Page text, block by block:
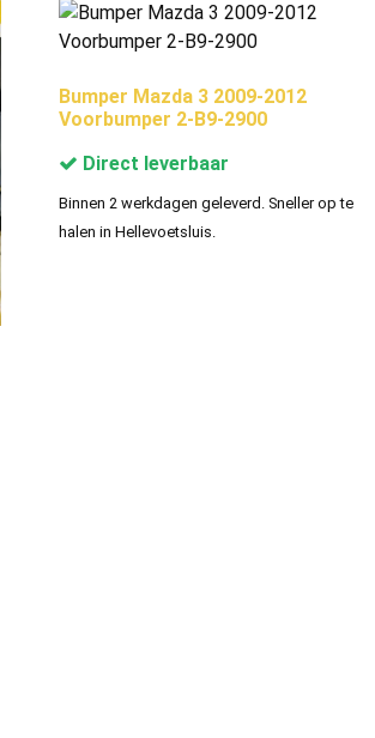
Bumper Mazda 3 2009-2012
Voorbumper 2-B9-2900
Direct leverbaar
Binnen 2 werkdagen geleverd. Sneller op te
halen in Hellevoetsluis.